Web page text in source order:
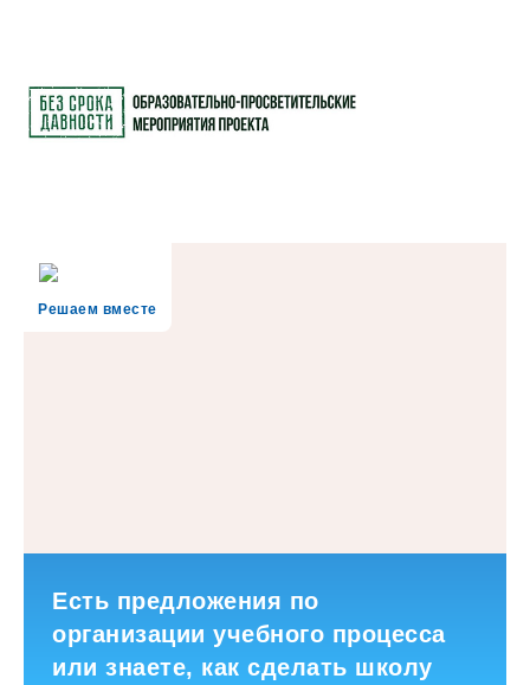
Решаем вместе
Есть предложения по
организации учебного процесса
или знаете, как сделать школу